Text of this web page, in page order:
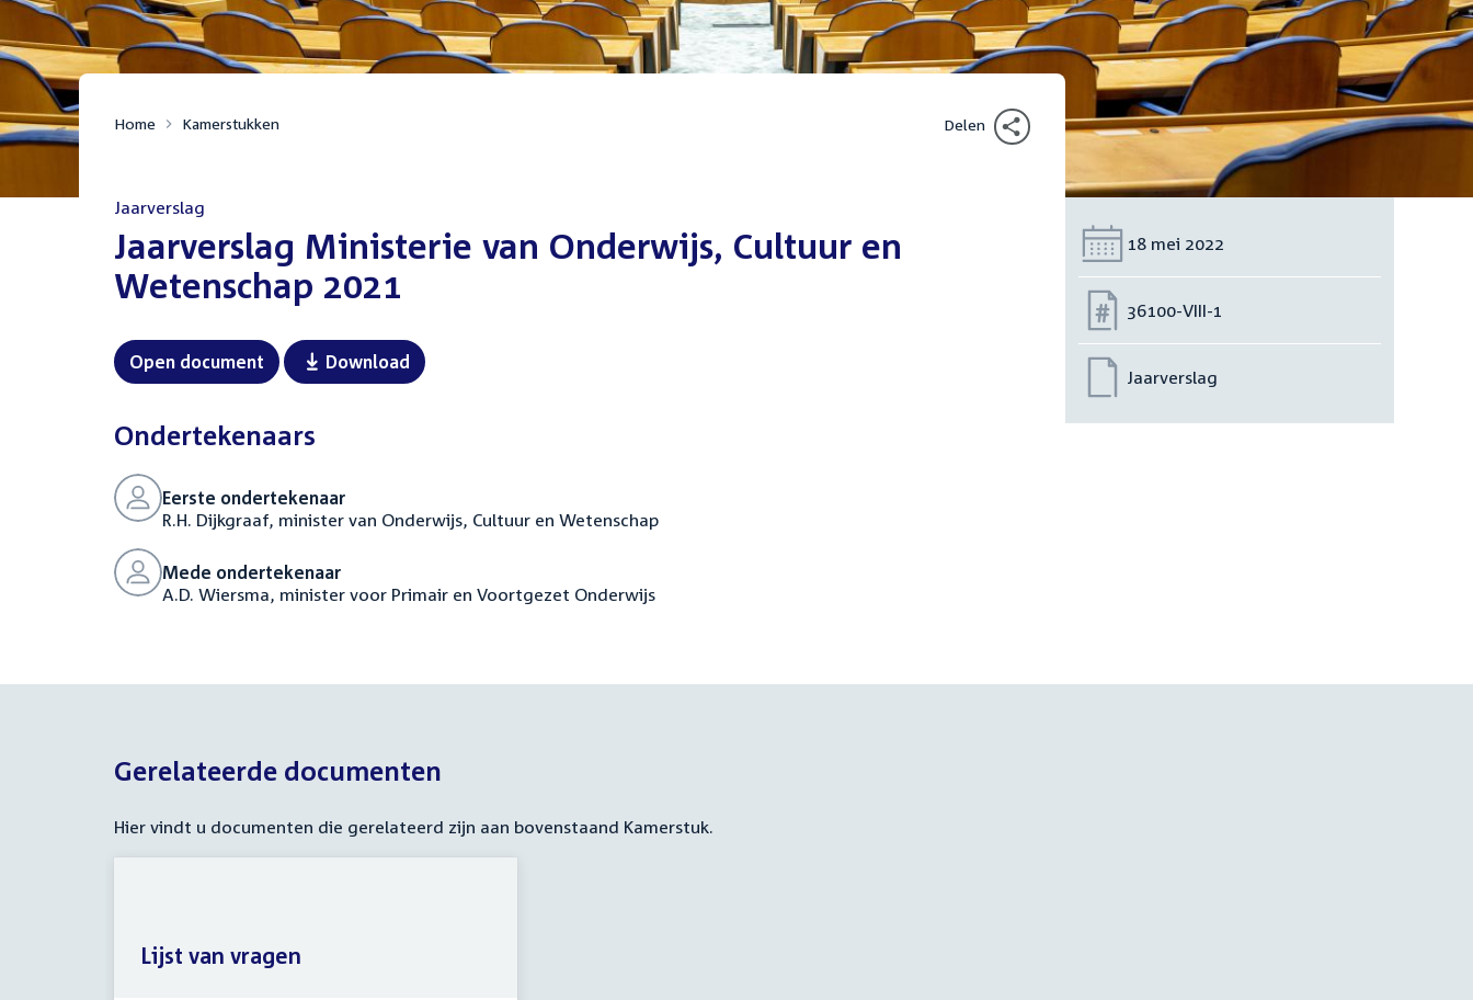
Home Kamerstukken Delen
Jaarverslag
Jaarverslag Ministerie van Onderwijs, Cultuur en
Wetenschap 2021
Open document Download
Ondertekenaars
Eerste ondertekenaar
R.H. Dijkgraaf, minister van Onderwijs, Cultuur en Wetenschap
Mede ondertekenaar
A.D. Wiersma, minister voor Primair en Voortgezet Onderwijs
Datum:
18 mei 2022
Nummer:
36100-VIII-1
Jaarverslag
Gerelateerde documenten
Hier vindt u documenten die gerelateerd zijn aan bovenstaand Kamerstuk.
Lijst van vragen